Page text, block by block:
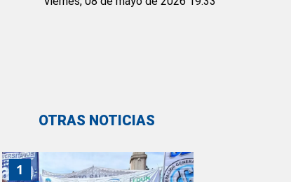
OTRAS NOTICIAS
1